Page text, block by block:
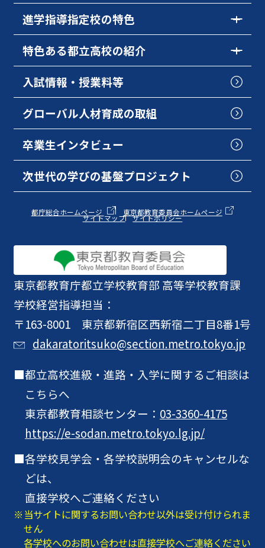
東京都教育庁都立学校教育部 高等学校教育課
学校経営指導担当：
〒163-8001 東京都新宿区西新宿二丁目8番1号
dakaratoritsuko@section.metro.tokyo.jp
都立高校進級・進路・入学に関するご相談は
こちらへ
東京都教育相談センター： 03-3360-4175
https://e-sodan.metro.tokyo.lg.jp/
各学校見学会・各学校説明会のキャンセルな
どは、
直接学校へご連絡ください
当サイトに関するお問い合わせ以外は受け付けられま
せん
各学校へのお問い合わせは直接学校へご連絡ください
進学指導指定校の特色
特色ある都立高校の紹介
入試情報・授業料等
グローバル人材育成の取組
卒業生インタビュー
次世代の学びの基盤プロジェクト
都庁総合ホームページ 東京都教育委員会ホームページ
サイトマップ サイトポリシー